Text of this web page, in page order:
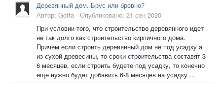
Деревянный дом. Брус или бревно?
Автор: Gotta · Опубликовано: 21 сен 2020
При условии того, что строительство деревянного идет
не так долго как строительство кирпичного дома.
Причем если строить деревянный дом не под усадку а
из сухой древесины, то сроки строительства составят 3-
6 месяцев, если строить будете под усадку, то конечно
еще нужно будет добавить 6-8 месяцев на усадку ...